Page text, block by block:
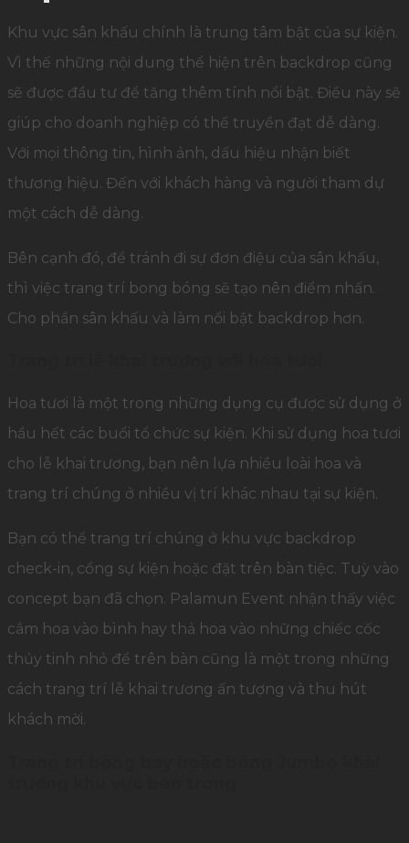
Khu vực sân khấu chính là trung tâm bật của sự kiện.
Vì thế những nội dung thể hiện trên backdrop cũng
sẽ được đầu tư để tăng thêm tính nổi bật. Điều này sẽ
giúp cho doanh nghiệp có thể truyền đạt dễ dàng.
Với mọi thông tin, hình ảnh, dấu hiệu nhận biết
thương hiệu. Đến với khách hàng và người tham dự
một cách dễ dàng.
Bên cạnh đó, để tránh đi sự đơn điệu của sân khấu,
thì việc trang trí bong bóng sẽ tạo nên điểm nhấn.
Cho phần sân khấu và làm nổi bật backdrop hơn.
Hoa tươi là một trong những dụng cụ được sử dụng ở
hầu hết các buổi tổ chức sự kiện. Khi sử dụng hoa tươi
cho lễ khai trương, bạn nên lựa nhiều loài hoa và
trang trí chúng ở nhiều vị trí khác nhau tại sự kiện.
Bạn có thể trang trí chúng ở khu vực backdrop
check-in, cổng sự kiện hoặc đặt trên bàn tiệc. Tuỳ vào
concept bạn đã chọn. Palamun Event nhận thấy việc
cắm hoa vào bình hay thả hoa vào những chiếc cốc
thủy tinh nhỏ để trên bàn cũng là một trong những
cách trang trí lễ khai trương ấn tượng và thu hút
khách mời.